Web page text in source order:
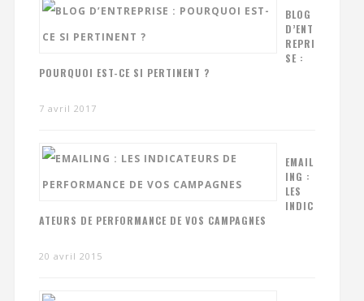
BLOG
D’ENT
REPRI
SE :
POURQUOI EST-CE SI PERTINENT ?
7 avril 2017
EMAIL
ING :
LES
INDIC
ATEURS DE PERFORMANCE DE VOS CAMPAGNES
20 avril 2015